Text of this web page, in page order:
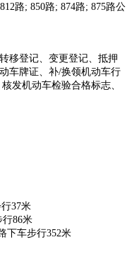
路; 850路; 874路; 875路公
移登记、变更登记、抵押
车牌证、补/换领机动车行
发机动车检验合格标志、
37米
行86米
下车步行352米